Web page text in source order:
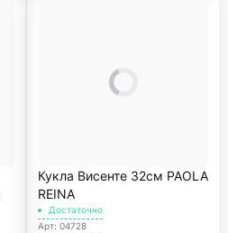
Кукла Висенте 32см PAOLA
REINА
Достаточно
Арт: 04728